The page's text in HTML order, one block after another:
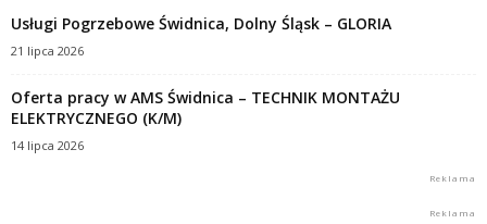
Usługi Pogrzebowe Świdnica, Dolny Śląsk – GLORIA
21 lipca 2026
Oferta pracy w AMS Świdnica – TECHNIK MONTAŻU
ELEKTRYCZNEGO (K/M)
14 lipca 2026